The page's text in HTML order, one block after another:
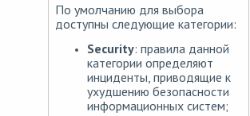
По умолчанию для выбора
доступны следующие категории:
Security: правила данной
категории определяют
инциденты, приводящие к
ухудшению безопасности
информационных систем;